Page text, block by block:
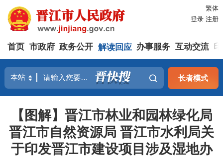
繁体
登录 注册
首页 市政府 政务公开 解读回应 办事服务 互动交流
长者模式
【图解】晋江市林业和园林绿化局
晋江市自然资源局 晋江市水利局关
于印发晋江市建设项目涉及湿地办